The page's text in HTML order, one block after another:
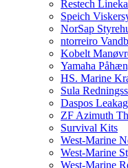
Restech
Speich
NorSap
ntorreiro
Kobelt
Yamaha
HS. Marine
Sula
Daspos
ZF Azimuth
Survival Kits
West-Marine
West-Marine
West-Marine